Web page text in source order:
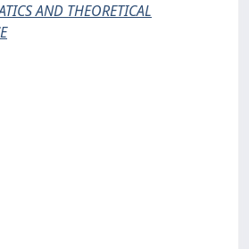
AND THEORETICAL